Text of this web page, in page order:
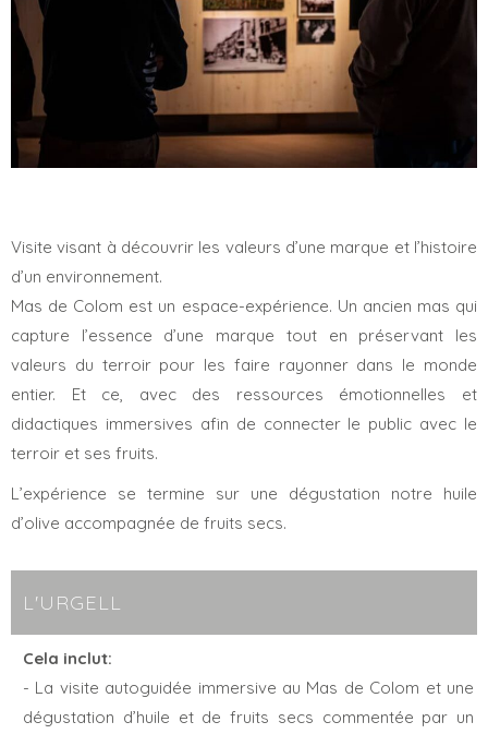
Visite visant à découvrir les valeurs d’une marque et l’histoire
d’un environnement.
Mas de Colom est un espace-expérience. Un ancien mas qui
capture l’essence d’une marque tout en préservant les
valeurs du terroir pour les faire rayonner dans le monde
entier. Et ce, avec des ressources émotionnelles et
didactiques immersives afin de connecter le public avec le
terroir et ses fruits.
L’expérience se termine sur une dégustation notre huile
d’olive accompagnée de fruits secs.
L'URGELL
Cela inclut:
- La visite autoguidée immersive au Mas de Colom et une
dégustation d’huile et de fruits secs commentée par un